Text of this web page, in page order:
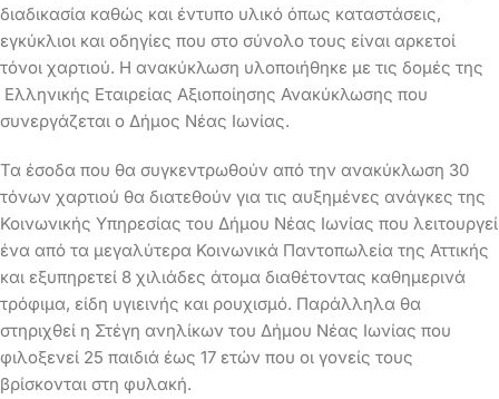
διαδικασία καθώς και έντυπο υλικό όπως καταστάσεις,
εγκύκλιοι και οδηγίες που στο σύνολο τους είναι αρκετοί
τόνοι χαρτιού. Η ανακύκλωση υλοποιήθηκε με τις δομές της
Ελληνικής Εταιρείας Αξιοποίησης Ανακύκλωσης που
συνεργάζεται ο Δήμος Νέας Ιωνίας.
Τα έσοδα που θα συγκεντρωθούν από την ανακύκλωση 30
τόνων χαρτιού θα διατεθούν για τις αυξημένες ανάγκες της
Κοινωνικής Υπηρεσίας του Δήμου Νέας Ιωνίας που λειτουργεί
ένα από τα μεγαλύτερα Κοινωνικά Παντοπωλεία της Αττικής
και εξυπηρετεί 8 χιλιάδες άτομα διαθέτοντας καθημερινά
τρόφιμα, είδη υγιεινής και ρουχισμό. Παράλληλα θα
στηριχθεί η Στέγη ανηλίκων του Δήμου Νέας Ιωνίας που
φιλοξενεί 25 παιδιά έως 17 ετών που οι γονείς τους
βρίσκονται στη φυλακή.